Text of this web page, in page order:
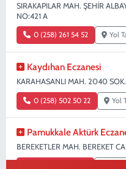
SIRAKAPILAR MAH. ŞEHİR
NO:421 A
0 (258) 261 54 52 Yol
Kaydıhan Eczanesi
KARAHASANLI MAH. 2040
0 (258) 502 50 22 Yol
Pamukkale Aktürk
BEREKETLER MAH. BEREKET